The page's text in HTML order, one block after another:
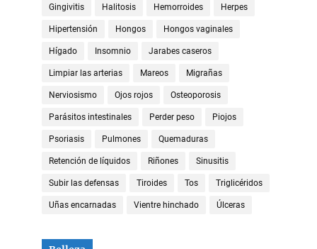
Gingivitis Halitosis Hemorroides Herpes
Hipertensión Hongos Hongos vaginales
Hígado Insomnio Jarabes caseros
Limpiar las arterias Mareos Migrañas
Nerviosismo Ojos rojos Osteoporosis
Parásitos intestinales Perder peso Piojos
Psoriasis Pulmones Quemaduras
Retención de líquidos Riñones Sinusitis
Subir las defensas Tiroides Tos Triglicéridos
Uñas encarnadas Vientre hinchado Úlceras